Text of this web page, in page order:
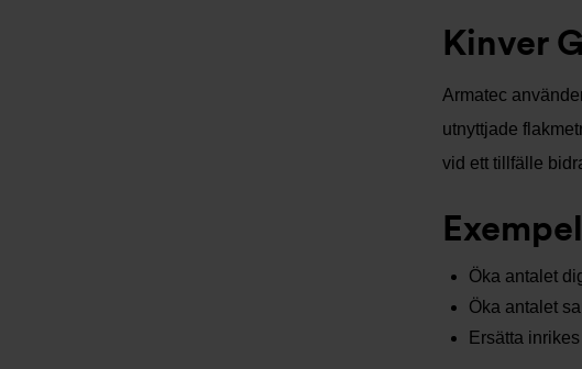
Kinver
Armatec
utnyttjade
vid ett tillfälle
Öka antalet
Öka antalet
Ersätta